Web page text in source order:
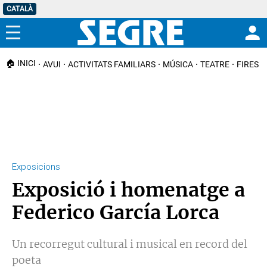
CATALÀ
Menú
🏠 INICI AVUI ACTIVITATS FAMILIARS MÚSICA TEATRE FIRES I
Exposicions
Exposició i homenatge a
Federico García Lorca
Un recorregut cultural i musical en record del
poeta